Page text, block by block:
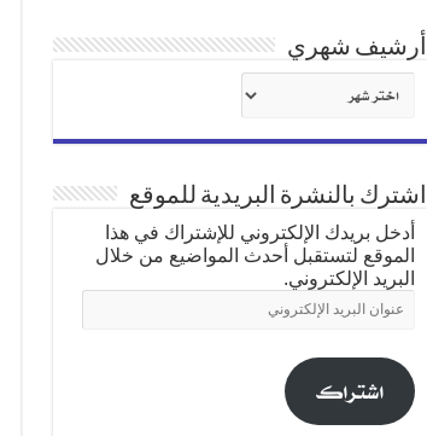
أرشيف شهري
شهري
اشترك بالنشرة البريدية للموقع
أدخل بريدك الإلكتروني للإشتراك في هذا
الموقع لتستقبل أحدث المواضيع من خلال
البريد الإلكتروني.
عنوان
البريد
اشتراك